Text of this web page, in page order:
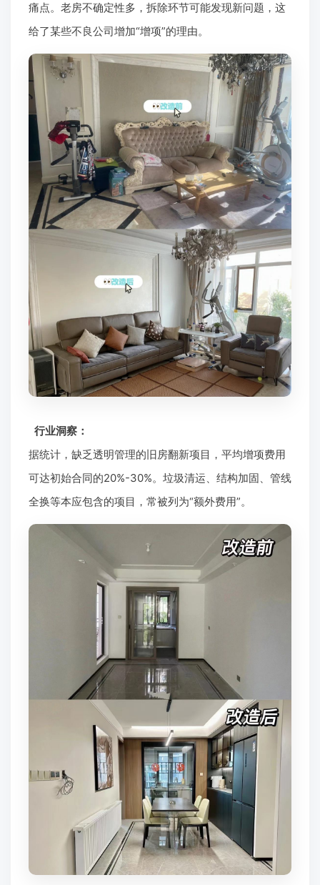
痛点。老房不确定性多，拆除环节可能发现新问题，这
给了某些不良公司增加“增项”的理由。
行业洞察：
据统计，缺乏透明管理的旧房翻新项目，平均增项费用
可达初始合同的20%-30%。垃圾清运、结构加固、管线
全换等本应包含的项目，常被列为“额外费用”。